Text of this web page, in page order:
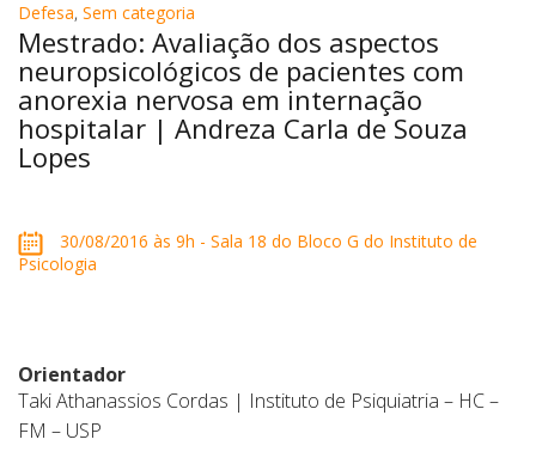
Defesa, Sem categoria
Mestrado: Avaliação dos aspectos
neuropsicológicos de pacientes com
anorexia nervosa em internação
hospitalar | Andreza Carla de Souza
Lopes
30/08/2016 às 9h - Sala 18 do Bloco G do Instituto de
Psicologia
Orientador
Taki Athanassios Cordas | Instituto de Psiquiatria – HC –
FM – USP